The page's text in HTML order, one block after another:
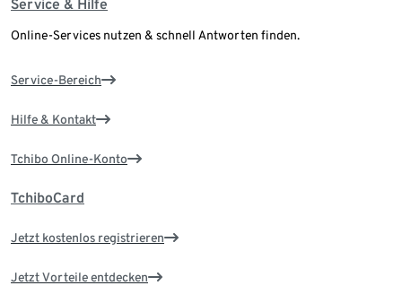
Service & Hilfe
Online-Services nutzen & schnell Antworten finden.
Service-Bereich
Hilfe & Kontakt
Tchibo Online-Konto
TchiboCard
Jetzt kostenlos registrieren
Jetzt Vorteile entdecken